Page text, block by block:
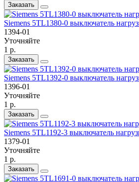
Заказать
Siemens 5TL1380-0 выключатель
1394-01
Уточняйте
1 р.
Заказать
Siemens 5TL1392-0 выключатель
1396-01
Уточняйте
1 р.
Заказать
Siemens 5TL1192-3 выключатель
1379-01
Уточняйте
1 р.
Заказать